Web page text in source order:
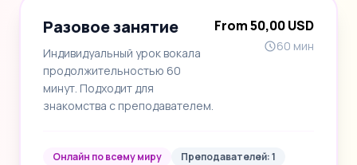
Разовое занятие
Индивидуальный урок вокала
продолжительностью 60
минут. Подходит для
знакомства с преподавателем.
From 50,00 USD
60 мин
Онлайн по всему миру Преподавателей: 1